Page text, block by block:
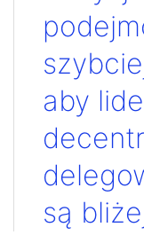
aby
są